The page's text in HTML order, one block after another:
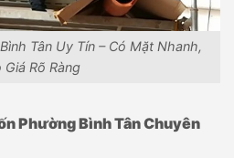
Tân Uy Tín – Có Mặt Nhanh,
Giá Rõ Ràng
Phường Bình Tân Chuyên